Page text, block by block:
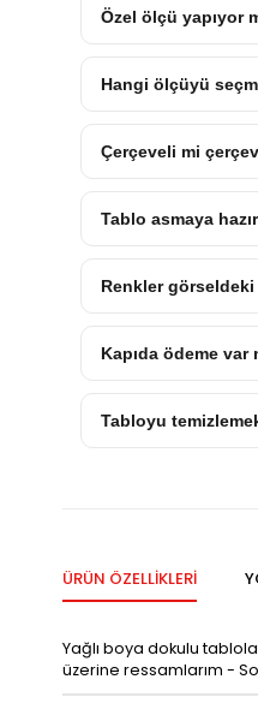
Özel ölçü yapıyor
Hangi ölçüyü
Çerçeveli mi
Tablo asmaya
Renkler
Kapıda ödeme var
Tabloyu
ÜRÜN ÖZELLIKLERI
Yağlı boya dokulu
üzerine ressamlarım -